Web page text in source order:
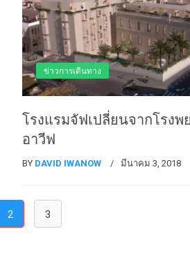
ข่าวการเดินทาง
โรงแรมจัฟเปลี่ยนจากโรงพ
อาวีฟ
BY DAVID IWANOW มีนาคม 3, 2018
2(current)
3